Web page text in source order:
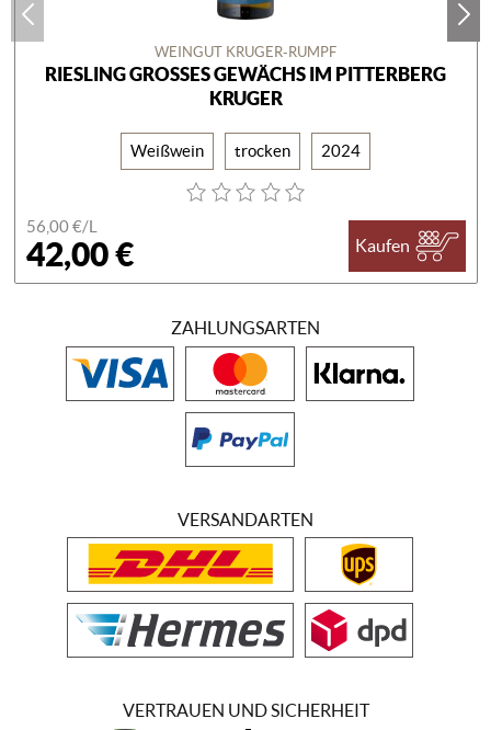
WEINGUT KRUGER-RUMPF
RIESLING GROSSES GEWÄCHS IM PITTERBERG K
RUGER
Weißwein trocken 2024
56,00 €/L
42,00 € Kaufen
ZAHLUNGSARTEN
VERSANDARTEN
VERTRAUEN UND SICHERHEIT